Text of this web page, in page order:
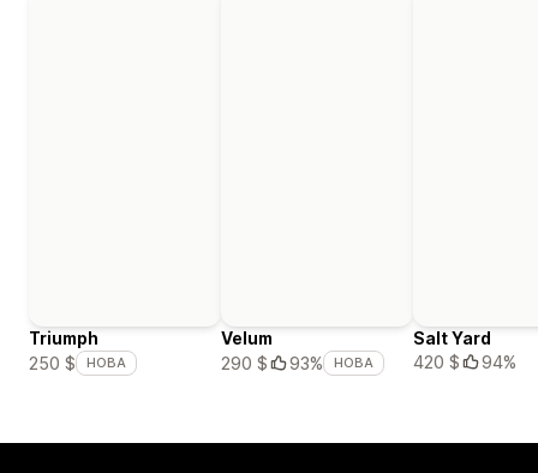
Triumph
250 $
НОВА
Velum
290 $
93% НОВА
Salt Yard
420 $
94%